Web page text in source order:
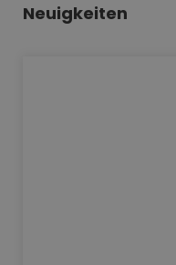
Neuigkeiten